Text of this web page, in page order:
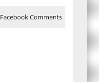
Facebook Comments